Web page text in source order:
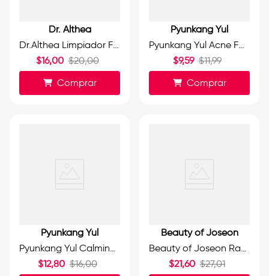
Dr. Althea
Dr.Althea Limpiador Facial en Gel con Aminoácidos 100ml.
$16,00 $20,00
Comprar
Pyunkang Yul
Pyunkang Yul Acne Facial Cleanser | Limpiador Facial Anti Acné 120ml.
$9,59 $11,99
Comprar
Pyunkang Yul
Pyunkang Yul Calming Low pH Foaming Cleanser | Limpiador de Espuma 150ml.
$12,80 $16,00
Beauty of Joseon
Beauty of Joseon Radiance Cleansing Balm | Bálsamo Limpiador Radiance 100ml.
$21,60 $27,01